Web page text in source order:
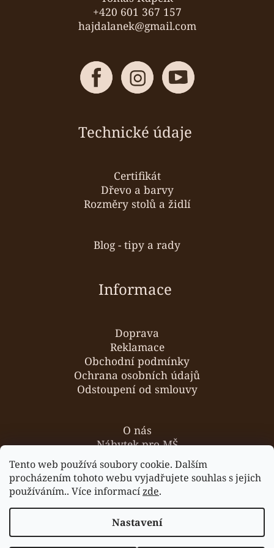
Tento web používá soubory cookie. Dalším
procházením tohoto webu vyjadřujete souhlas s jejich
používáním.. Více informacízde.
Nastavení
+420 601 367 157
hajdalanek@gmail.com
Technické údaje
Certifikát
Dřevo a barvy
Rozměry stolů a židlí
Blog - tipy a rady
Informace
Doprava
Reklamace
Obchodní podmínky
Ochrana osobních údajů
Odstoupení od smlouvy
O nás
Nábytek pro MŠ
Hodnocení obchodu
Kontakty